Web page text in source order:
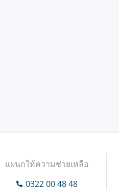
แผนกให้ความช่วยเหลือ
0322 00 48 48